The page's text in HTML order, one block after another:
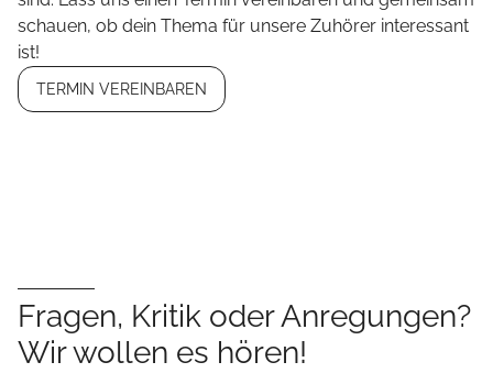
schauen, ob dein Thema für unsere Zuhörer interessant
ist!
TERMIN VEREINBAREN
Fragen, Kritik oder Anregungen?
Wir wollen es hören!